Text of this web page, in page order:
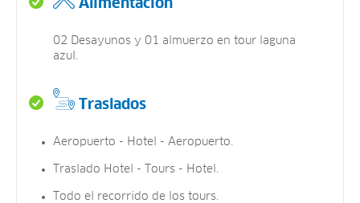
Alimentación
02 Desayunos y 01 almuerzo en tour laguna
azul.
Traslados
Aeropuerto - Hotel - Aeropuerto.
Traslado Hotel - Tours - Hotel.
Todo el recorrido de los tours.